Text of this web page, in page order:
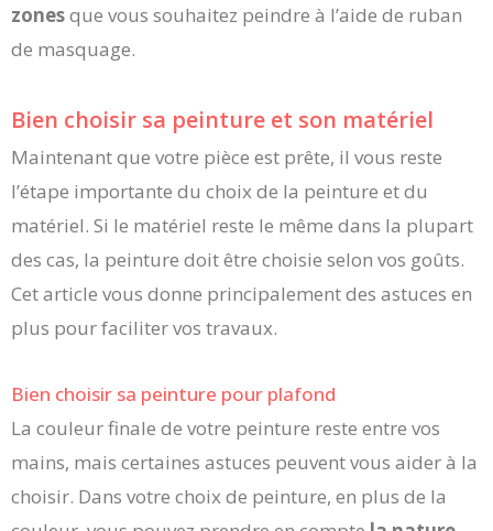
zonesque vous souhaitez peindre à l’aide de ruban
de masquage.
Bien choisir sa peinture et son matériel
Maintenant que votre pièce est prête, il vous reste
l’étape importante du choix de la peinture et du
matériel. Si le matériel reste le même dans la plupart
des cas, la peinture doit être choisie selon vos goûts.
Cet article vous donne principalement des astuces en
plus pour faciliter vos travaux.
Bien choisir sa peinture pour plafond
La couleur finale de votre peinture reste entre vos
mains, mais certaines astuces peuvent vous aider à la
choisir. Dans votre choix de peinture, en plus de la